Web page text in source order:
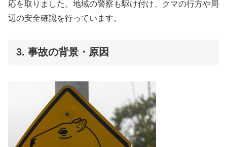
応を取りました。地域の警察も駆け付け、クマの行方や周
辺の安全確認を行っています。
3. 事故の背景・原因